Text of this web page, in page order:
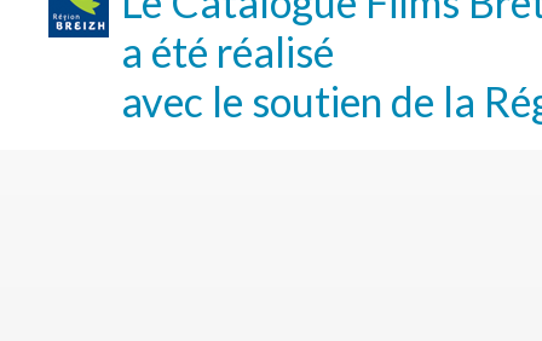
a été réalisé
avec le soutien de la